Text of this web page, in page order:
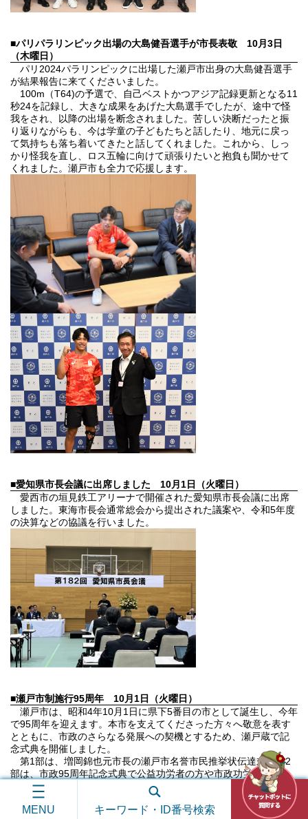
MENU キーワード・ID番号検索
■パリパラリンピック出場の大島健吾選手が市長表敬 10月3日
（木曜日）
パリ2024パラリンピックに出場した瀬戸市出身の大島健吾選手
が結果報告に来てくださいました。
100m（T64)の予選で、自己ベストかつアジア記録更新となる11
秒24を記録し、大きな成果をあげた大島選手でしたが、途中で怪
我をされ、以降の出場を断念されました。苦しい決断だったと振
り返りながらも、今は学童の子どもたちと話したり、地元に戻っ
て気持ちも落ち着いてきたと話してくれました。これから、しっ
かり怪我を直し、ロス五輪に向けて頑張りたいと抱負も聞かせて
くれました。瀬戸市も全力で応援します。
■愛知県市長会議に出席しました 10月1日（火曜日）
愛西市の垣見鉄工アリーナで開催された愛知県市長会議に出席
しました。東海市長会通常総会から提出された議案や、令和5年度
の決算などの協議を行いました。
■瀬戸市制施行95周年 10月1日（火曜日）
瀬戸市は、昭和4年10月1日に県下5番目の市として誕生し、今年
で95周年を迎えます。本市を支えてくださった方々へ敬意を表す
とともに、市政のさらなる発展への契機とするため、瀬戸蔵で記
念式典を開催しました。
第1部は、増岡錦也元市長の瀬戸市名誉市民推挙状伝達式、第2
部は、市政95周年記念式典で公益功労者の方や市政功労者の方の
表彰と、春秋褒章・叙勲受章者の方の紹介を行いました。なお、
式典はオンラインでライブ配信も行いました。YouTubeチャンネ
ル「瀬戸市行政情報番組」でご覧いただくことができます。